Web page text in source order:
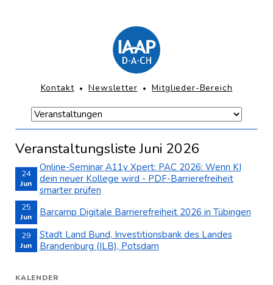
Navigation
KOPFNAVIGATION
Kontakt Newsletter Mitglieder-Bereich
Navigation
überspringen
Hauptmenü-
Veranstaltungsliste Juni 2026
24
Jun
2026
Online-Seminar A11y Xpert: PAC 2026: Wenn KI
dein neuer Kollege wird - PDF-Barrierefreiheit
smarter prüfen
25
Jun
2026
Barcamp Digitale Barrierefreiheit 2026 in Tübingen
29
Jun
2026
Stadt Land Bund, Investitionsbank des Landes
Brandenburg (ILB), Potsdam
KALENDER